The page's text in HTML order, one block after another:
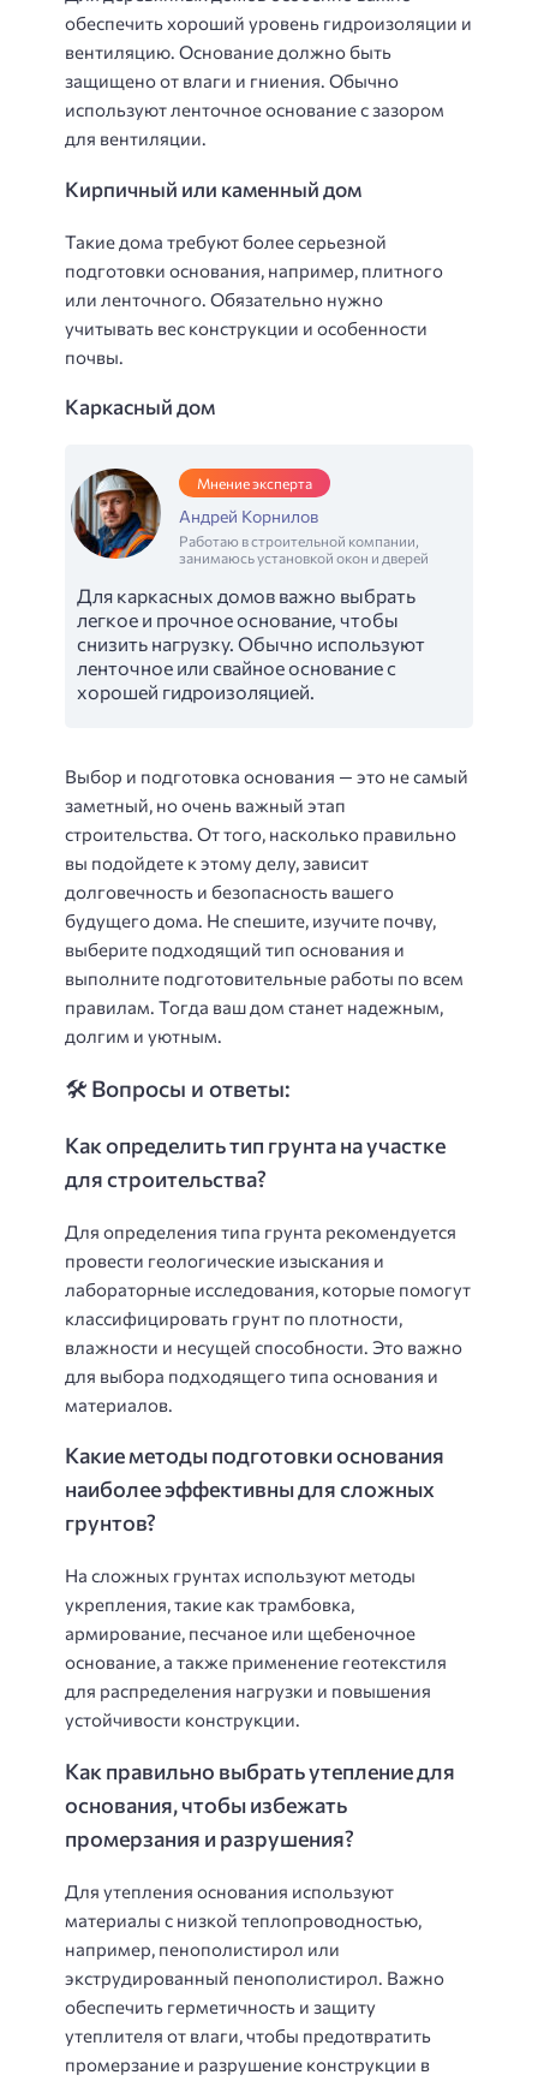
обеспечить хороший уровень гидроизоляции и
вентиляцию. Основание должно быть
защищено от влаги и гниения. Обычно
используют ленточное основание с зазором
для вентиляции.
Кирпичный или каменный дом
Такие дома требуют более серьезной
подготовки основания, например, плитного
или ленточного. Обязательно нужно
учитывать вес конструкции и особенности
почвы.
Каркасный дом
Мнение эксперта
Андрей Корнилов
Работаю в строительной компании,
занимаюсь установкой окон и дверей
Для каркасных домов важно выбрать
легкое и прочное основание, чтобы
снизить нагрузку. Обычно используют
ленточное или свайное основание с
хорошей гидроизоляцией.
Выбор и подготовка основания — это не самый
заметный, но очень важный этап
строительства. От того, насколько правильно
вы подойдете к этому делу, зависит
долговечность и безопасность вашего
будущего дома. Не спешите, изучите почву,
выберите подходящий тип основания и
выполните подготовительные работы по всем
правилам. Тогда ваш дом станет надежным,
долгим и уютным.
🛠️ Вопросы и ответы:
Как определить тип грунта на участке
для строительства?
Для определения типа грунта рекомендуется
провести геологические изыскания и
лабораторные исследования, которые помогут
классифицировать грунт по плотности,
влажности и несущей способности. Это важно
для выбора подходящего типа основания и
материалов.
Какие методы подготовки основания
наиболее эффективны для сложных
грунтов?
На сложных грунтах используют методы
укрепления, такие как трамбовка,
армирование, песчаное или щебеночное
основание, а также применение геотекстиля
для распределения нагрузки и повышения
устойчивости конструкции.
Как правильно выбрать утепление для
основания, чтобы избежать
промерзания и разрушения?
Для утепления основания используют
материалы с низкой теплопроводностью,
например, пенополистирол или
экструдированный пенополистирол. Важно
обеспечить герметичность и защиту
утеплителя от влаги, чтобы предотвратить
промерзание и разрушение конструкции в